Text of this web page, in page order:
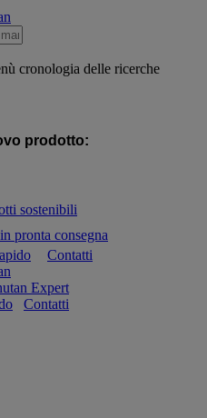
cronologia delle ricerche
prodotto:
sostenibili
pronta consegna
Contatti
Expert
Contatti